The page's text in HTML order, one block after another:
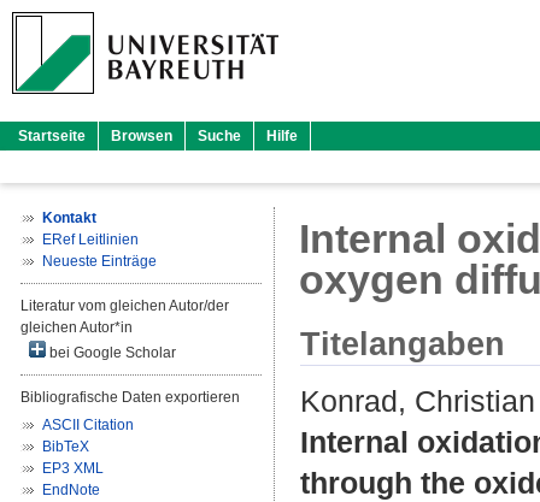
Startseite Browsen Suche Hilfe
Kontakt
ERef Leitlinien
Neueste Einträge
Literatur vom gleichen Autor/der
gleichen Autor*in
bei Google Scholar
Bibliografische Daten exportieren
ASCII Citation
BibTeX
EP3 XML
EndNote
Internal
oxygen
Titelangaben
Konrad, Christian
Internal
through the